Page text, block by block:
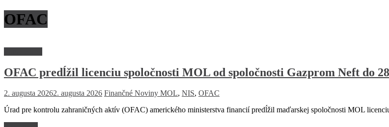
OFAC
OFAC predĺžil licenciu spoločnosti MOL od spoločnosti Gazprom Neft do
2. augusta 20262. augusta 2026 Finančné Noviny MOL, NIS, OFAC
Úrad pre kontrolu zahraničných aktív (OFAC) amerického ministerstva financií predĺžil maďarskej spoločnosti MOL